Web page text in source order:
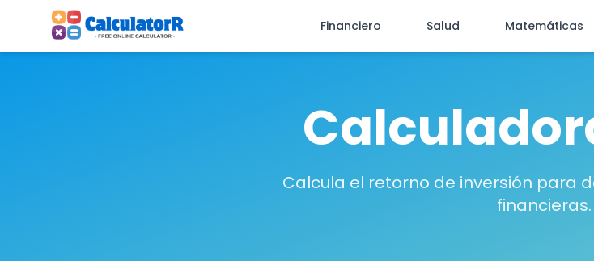
Financiero Salud Matemáticas
Calcula el retorno de inversión para
financieras.